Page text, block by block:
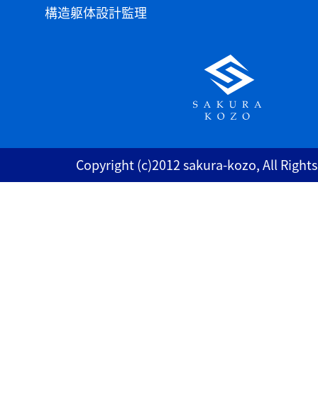
構造躯体設計監理
Copyright (c)2012 sakura-kozo, All